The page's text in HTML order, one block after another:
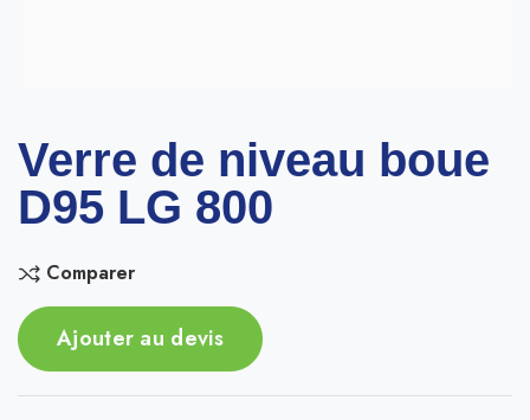
Verre de niveau boue
D95 LG 800
Comparer
Ajouter au devis